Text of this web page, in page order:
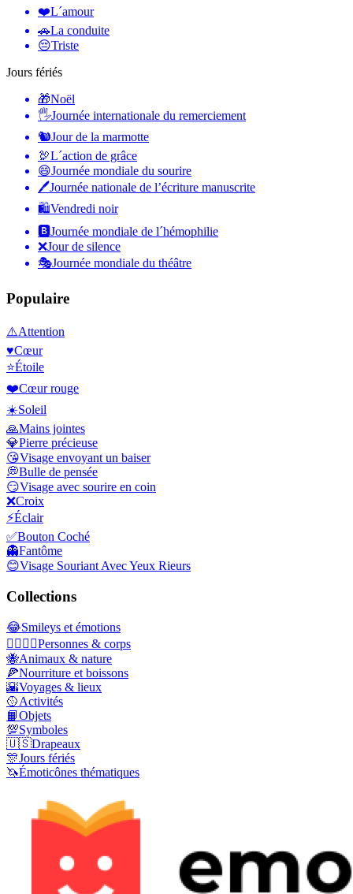
❤️L´amour
🚗La conduite
😔Triste
Jours fériés
🎁Noël
🖐Journée internationale du remerciement
🐿Jour de la marmotte
🦃L´action de grâce
😄Journée mondiale du sourire
🖊Journée nationale de l’écriture manuscrite
🛍Vendredi noir
🅱️Journée mondiale de l´hémophilie
❌Jour de silence
🎭Journée mondiale du théâtre
Populaire
⚠️Attention
♥️Cœur
⭐Étoile
❤️Cœur rouge
☀️Soleil
🙏Mains jointes
💎Pierre précieuse
😘Visage envoyant un baiser
💭Bulle de pensée
😏Visage avec sourire en coin
❌Croix
⚡Éclair
✅Bouton Coché
👻Fantôme
😊Visage Souriant Avec Yeux Rieurs
Collections
😂Smileys et émotions
👩‍❤️‍💋‍👨Personnes & corps
🐝Animaux & nature
🍕Nourriture et boissons
🌇Voyages & lieux
🥎Activités
📙Objets
💯Symboles
🇺🇸Drapeaux
🎊Jours fériés
🦄Émoticônes thématiques